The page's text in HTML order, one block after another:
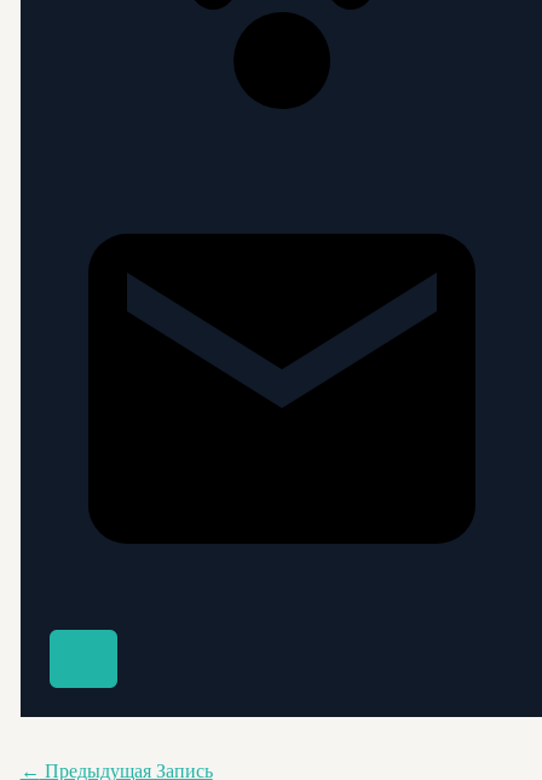
← Предыдущая Запись